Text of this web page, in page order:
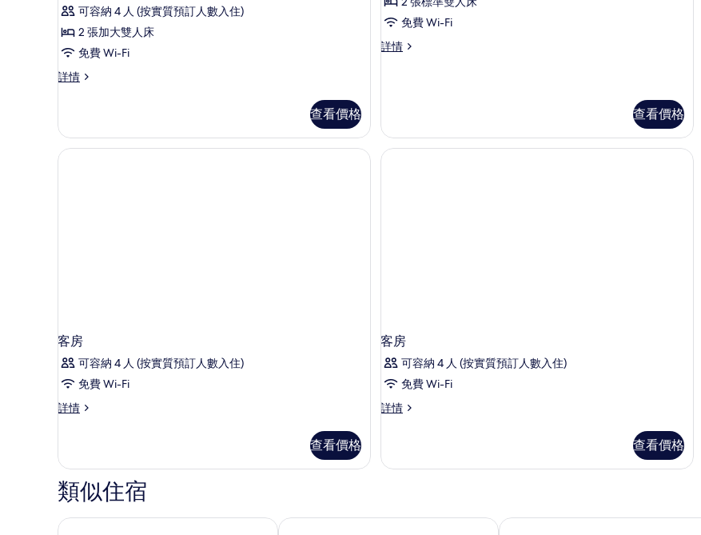
家
庭
四
人
的
相
可容納 4 人 (按實質預訂人數入住)
2 張加大雙人床
免費 Wi-Fi
詳情
尊
四
人
客
查看價格
套
的
免費 Wi-Fi
詳情
家
查看價格
客房
可容納 4 人 (按實質預訂人數入住)
免費 Wi-Fi
詳情
客
查看價格
客房
可容納 4 人 (按實質預訂人數入住)
免費 Wi-Fi
詳情
客
查看價格
類似住宿
香港逸東酒店 港青 - 香港基督教青年會 城景國際 - 香港中華基督教青年會